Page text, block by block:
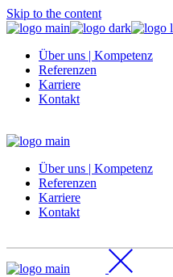
Skip to the content
Über uns | Kompetenz
Referenzen
Karriere
Kontakt
Über uns | Kompetenz
Referenzen
Karriere
Kontakt